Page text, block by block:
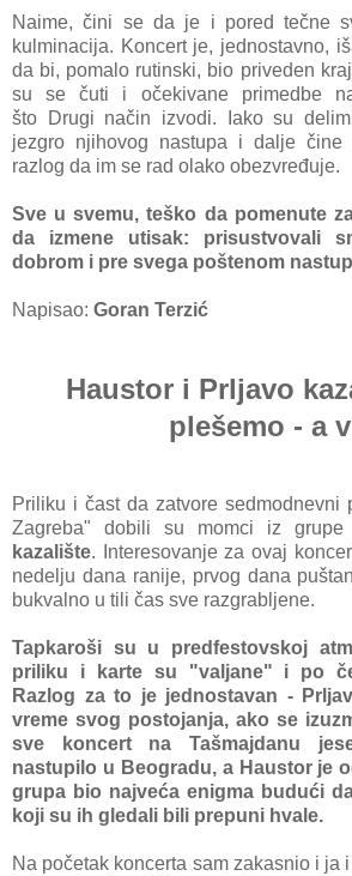
Naime, čini se da je i pored tečne
kulminacija. Koncert je, jednostavno,
da bi, pomalo rutinski, bio priveden
su se čuti i očekivane primedbe
što Drugi način izvodi. Iako su
jezgro njihovog nastupa i dalje
razlog da im se rad olako obezvređuje.
Sve u svemu, teško da pomenute
da izmene utisak: prisustvovali
dobrom i pre svega poštenom
Napisao: Goran Terzić
Haustor i Prljavo
plešemo - a
Priliku i čast da zatvore sedmodnevni
Zagreba" dobili su momci iz grupe
kazalište. Interesovanje za ovaj
nedelju dana ranije, prvog dana
bukvalno u tili čas sve razgrabljene.
Tapkaroši su u predfestovskoj
priliku i karte su "valjane" i po
Razlog za to je jednostavan -
vreme svog postojanja, ako se
sve koncert na Tašmajdanu
nastupilo u Beogradu, a Haustor je
grupa bio najveća enigma budući
koji su ih gledali bili prepuni hvale.
Na početak koncerta sam zakasnio i ja